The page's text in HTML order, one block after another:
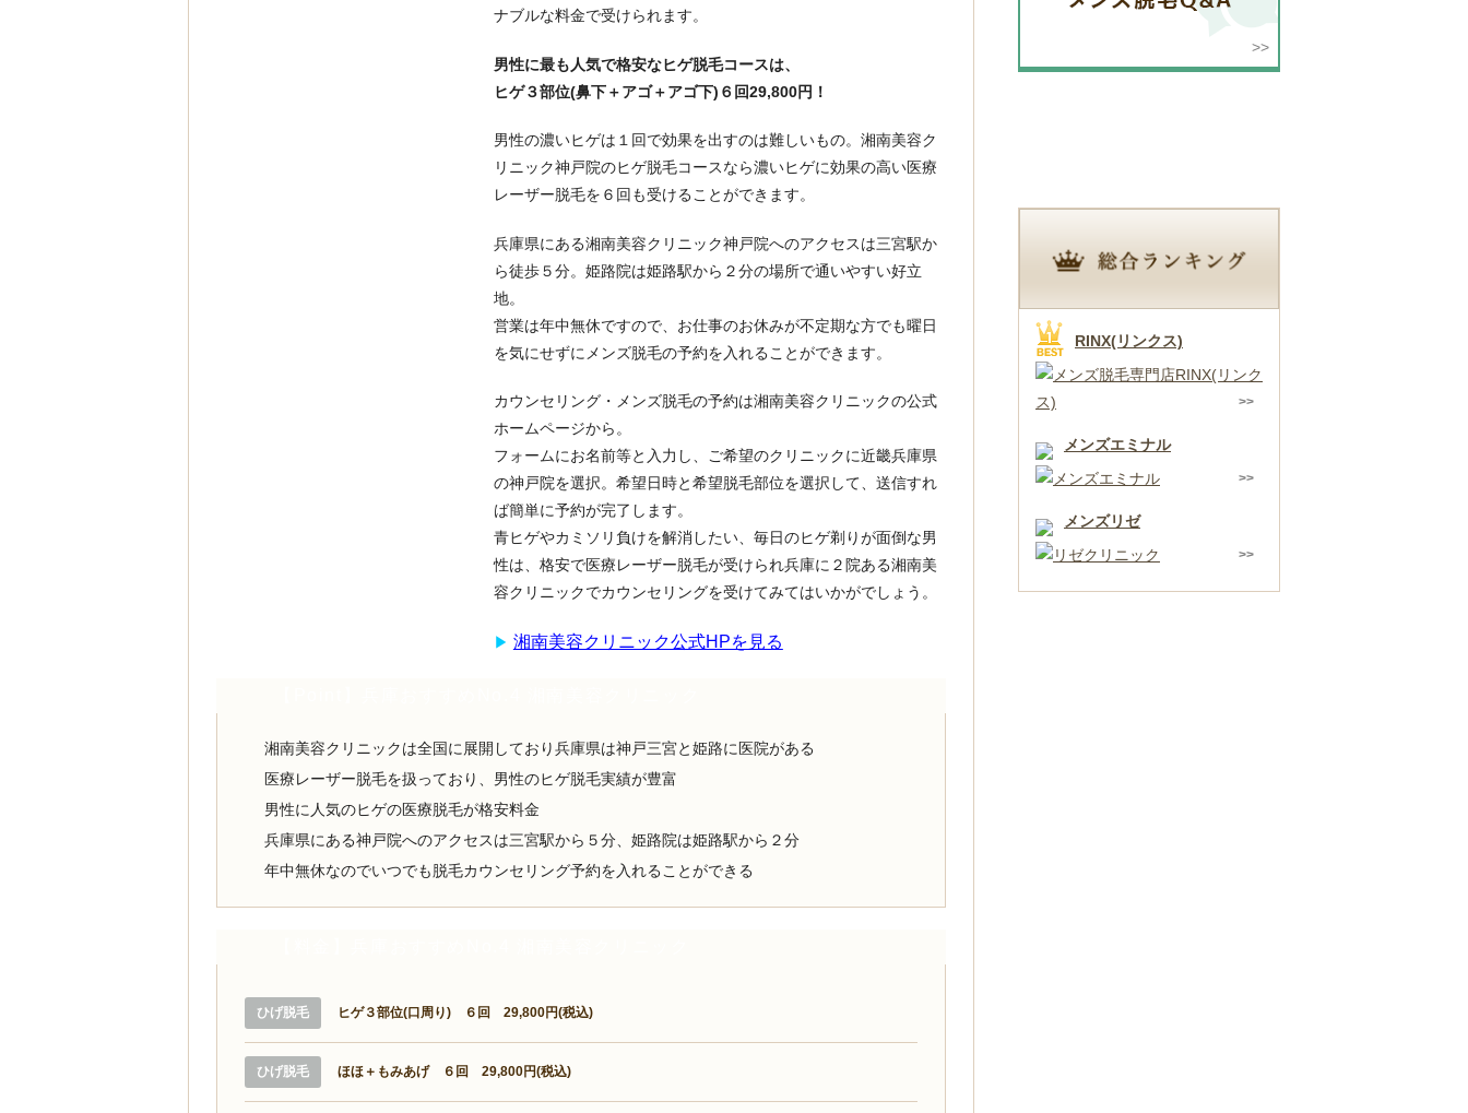
ナブルな料金で受けられます。
男性に最も人気で格安なヒゲ脱毛コースは、
ヒゲ３部位(鼻下＋アゴ＋アゴ下)６回29,800円！
男性の濃いヒゲは１回で効果を出すのは難しいもの。湘南美容ク
リニック神戸院のヒゲ脱毛コースなら濃いヒゲに効果の高い医療
レーザー脱毛を６回も受けることができます。
兵庫県にある湘南美容クリニック神戸院へのアクセスは三宮駅か
ら徒歩５分。姫路院は姫路駅から２分の場所で通いやすい好立
地。
営業は年中無休ですので、お仕事のお休みが不定期な方でも曜日
を気にせずにメンズ脱毛の予約を入れることができます。
カウンセリング・メンズ脱毛の予約は湘南美容クリニックの公式
ホームページから。
フォームにお名前等と入力し、ご希望のクリニックに近畿兵庫県
の神戸院を選択。希望日時と希望脱毛部位を選択して、送信すれ
ば簡単に予約が完了します。
青ヒゲやカミソリ負けを解消したい、毎日のヒゲ剃りが面倒な男
性は、格安で医療レーザー脱毛が受けられ兵庫に２院ある湘南美
容クリニックでカウンセリングを受けてみてはいかがでしょう。
▶︎ 湘南美容クリニック公式HPを見る
湘南美容クリニックは全国に展開しており兵庫県は神戸三宮と姫路に医院がある
医療レーザー脱毛を扱っており、男性のヒゲ脱毛実績が豊富
男性に人気のヒゲの医療脱毛が格安料金
兵庫県にある神戸院へのアクセスは三宮駅から５分、姫路院は姫路駅から２分
年中無休なのでいつでも脱毛カウンセリング予約を入れることができる
ひげ脱毛 ヒゲ３部位(口周り) ６回 29,800円(税込)
ひげ脱毛 ほほ＋もみあげ ６回 29,800円(税込)
RINX(リンクス)
メンズエミナル
メンズリゼ